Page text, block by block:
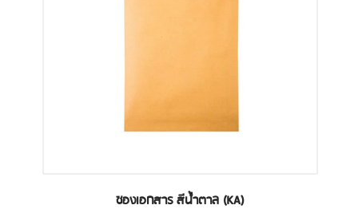
ซองเอกสาร สีน้ำตาล (KA)